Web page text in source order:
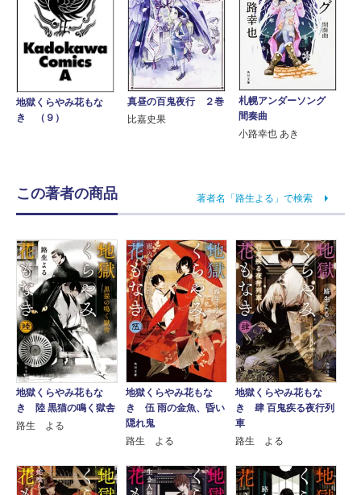
地獄くらやみ花もな
き （９）
真昼の百鬼夜行 ２巻
比嘉史果
札幌アンダーソング
間奏曲
小路幸也 あき
この著者の商品 著者名「路生よる」で検索
地獄くらやみ花もな
き 陸 黒猫の鳴く獄舎
路生 よる
地獄くらやみ花もな
き 伍 雨の金魚、昏い
隠れ鬼
路生 よる
地獄くらやみ花もな
き 肆 百鬼疾る夜行列
車
路生 よる